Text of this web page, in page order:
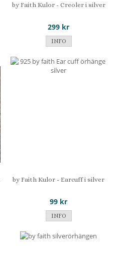
by Faith Kulor - Creoler i silver
299 kr
INFO
by Faith Kulor - Earcuff i silver
99 kr
INFO